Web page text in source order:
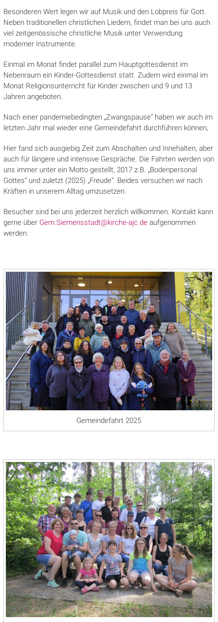
Besonderen Wert legen wir auf Musik und den Lobpreis für Gott.
Neben traditionellen christlichen Liedern, findet man bei uns auch
viel zeitgenössische christliche Musik unter Verwendung
moderner Instrumente.
Einmal im Monat findet parallel zum Hauptgottesdienst im
Nebenraum ein Kinder-Gottesdienst statt. Zudem wird einmal im
Monat Religionsunterricht für Kinder zwischen und 9 und 13
Jahren angeboten.
Nach einer pandemiebedingten „Zwangspause“ haben wir auch im
letzten Jahr mal wieder eine Gemeindefahrt durchführen können,
Hier fand sich ausgiebig Zeit zum Abschalten und Innehalten, aber
auch für längere und intensive Gespräche. Die Fahrten werden von
uns immer unter ein Motto gestellt, 2017 z.B. „Bodenpersonal
Gottes“ und zuletzt (2025) „Freude“. Beides versuchen wir nach
Kräften in unserem Alltag umzusetzen.
Besucher sind bei uns jederzeit herzlich willkommen. Kontakt kann
gerne über Gem.Siemensstadt@kirche-ajc.deaufgenommen
werden.
Gemeindefahrt 2025